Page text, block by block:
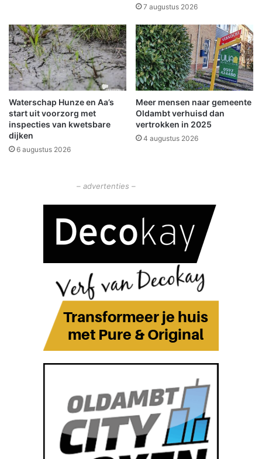
a
n
s
t
a
r
t
e
g
i
e
b
i
j
h
e
t
O
7 augustus 2026
Waterschap Hunze en Aa’s
start uit voorzorg met
inspecties van kwetsbare
dijken
6 augustus 2026
Meer mensen naar gemeente
Oldambt verhuisd dan
vertrokken in 2025
4 augustus 2026
– advertenties –